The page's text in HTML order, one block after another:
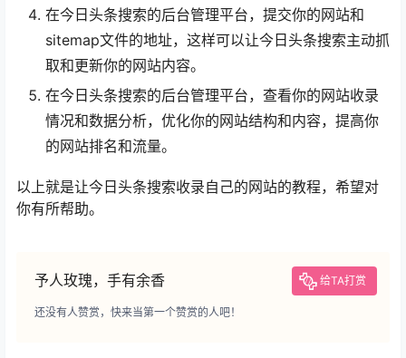
在今日头条搜索的后台管理平台，提交你的网站和
sitemap文件的地址，这样可以让今日头条搜索主动抓
取和更新你的网站内容。
在今日头条搜索的后台管理平台，查看你的网站收录
情况和数据分析，优化你的网站结构和内容，提高你
的网站排名和流量。
以上就是让今日头条搜索收录自己的网站的教程，希望对
你有所帮助。
予人玫瑰，手有余香 给TA打赏
还没有人赞赏，快来当第一个赞赏的人吧！